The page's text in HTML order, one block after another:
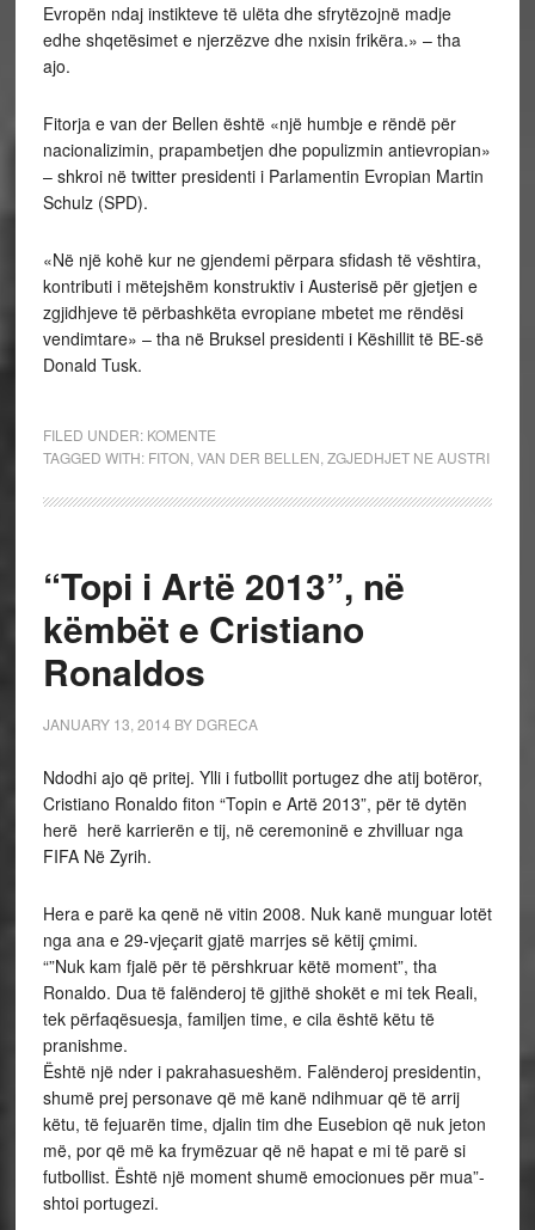
Evropën ndaj instikteve të ulëta dhe sfrytëzojnë madje
edhe shqetësimet e njerzëzve dhe nxisin frikëra.» – tha
ajo.
Fitorja e van der Bellen është «një humbje e rëndë për
nacionalizimin, prapambetjen dhe populizmin antievropian»
– shkroi në twitter presidenti i Parlamentin Evropian Martin
Schulz (SPD).
«Në një kohë kur ne gjendemi përpara sfidash të vështira,
kontributi i mëtejshëm konstruktiv i Austerisë për gjetjen e
zgjidhjeve të përbashkëta evropiane mbetet me rëndësi
vendimtare» – tha në Bruksel presidenti i Këshillit të BE-së
Donald Tusk.
FILED UNDER: KOMENTE
TAGGED WITH: FITON VAN DER BELLEN ZGJEDHJET NE AUSTRI
“Topi i Artë 2013”, në
këmbët e Cristiano
Ronaldos
JANUARY 13, 2014 BY DGRECA
Ndodhi ajo që pritej. Ylli i futbollit portugez dhe atij botëror,
Cristiano Ronaldo fiton “Topin e Artë 2013”, për të dytën
herë herë karrierën e tij, në ceremoninë e zhvilluar nga
FIFA Në Zyrih.
Hera e parë ka qenë në vitin 2008. Nuk kanë munguar lotët
nga ana e 29-vjeçarit gjatë marrjes së këtij çmimi.
“”Nuk kam fjalë për të përshkruar këtë moment”, tha
Ronaldo. Dua të falënderoj të gjithë shokët e mi tek Reali,
tek përfaqësuesja, familjen time, e cila është këtu të
pranishme.
Është një nder i pakrahasueshëm. Falënderoj presidentin,
shumë prej personave që më kanë ndihmuar që të arrij
këtu, të fejuarën time, djalin tim dhe Eusebion që nuk jeton
më, por që më ka frymëzuar që në hapat e mi të parë si
futbollist. Është një moment shumë emocionues për mua”-
shtoi portugezi.